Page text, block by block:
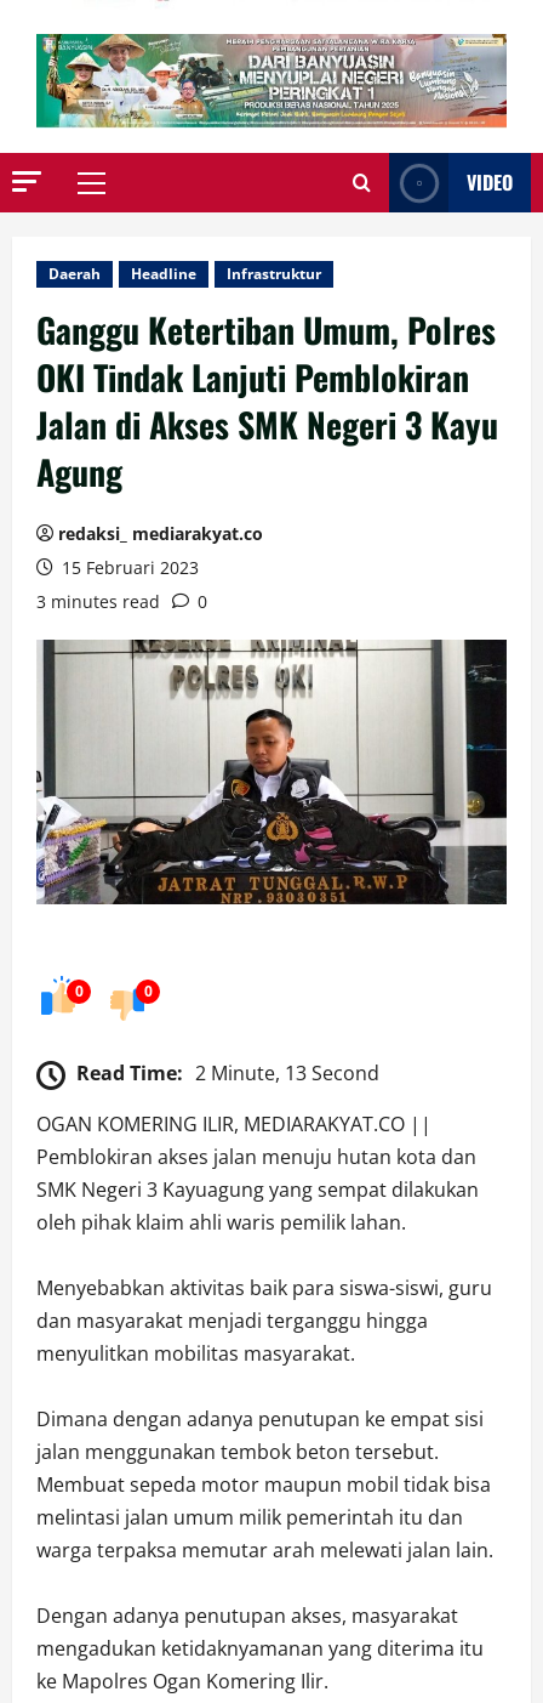
Primary
VIDEO
Daerah Headline Infrastruktur
Ganggu Ketertiban Umum, Polres
OKI Tindak Lanjuti Pemblokiran
Jalan di Akses SMK Negeri 3 Kayu
Agung
redaksi_ mediarakyat.co
15 Februari 2023
3 minutes read
0
0 0
Read Time: 2 Minute, 13 Second
OGAN KOMERING ILIR, MEDIARAKYAT.CO ||
Pemblokiran akses jalan menuju hutan kota dan
SMK Negeri 3 Kayuagung yang sempat dilakukan
oleh pihak klaim ahli waris pemilik lahan.
Menyebabkan aktivitas baik para siswa-siswi, guru
dan masyarakat menjadi terganggu hingga
menyulitkan mobilitas masyarakat.
Dimana dengan adanya penutupan ke empat sisi
jalan menggunakan tembok beton tersebut.
Membuat sepeda motor maupun mobil tidak bisa
melintasi jalan umum milik pemerintah itu dan
warga terpaksa memutar arah melewati jalan lain.
Dengan adanya penutupan akses, masyarakat
mengadukan ketidaknyamanan yang diterima itu
ke Mapolres Ogan Komering Ilir.